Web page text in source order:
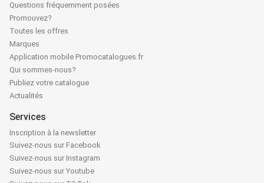
Questions fréquemment posées
Promouvez?
Toutes les offres
Marques
Application mobile Promocatalogues.fr
Qui sommes-nous?
Publiez votre catalogue
Actualités
Services
Inscription à la newsletter
Suivez-nous sur Facebook
Suivez-nous sur Instagram
Suivez-nous sur Youtube